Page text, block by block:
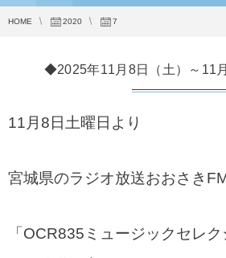
HOME 2020 7
◆2025年11月8日（土）～11
11月8日土曜日より
宮城県のラジオ放送おおさき
「OCR835ミュージックセレク